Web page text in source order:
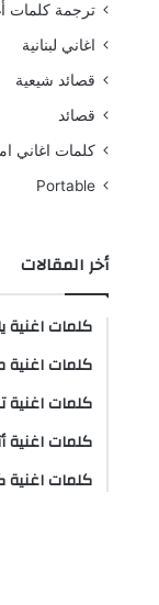
ترجمة كلمات
اغاني لبنانية
قصائد شيعية
قصائد
كلمات اغاني
Portable
أخر المقالات
كلمات اغنية
كلمات اغنية
كلمات
كلمات
كلمات اغنية